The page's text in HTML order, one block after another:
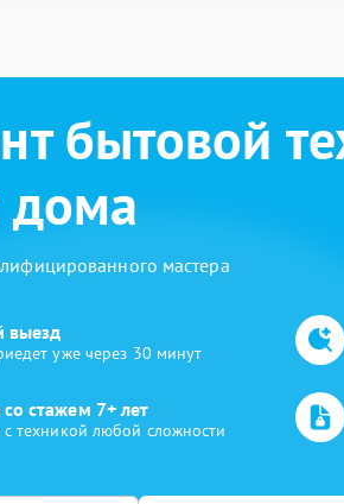
бытовой
дома
мастера
выезд
уже через 30 минут
стажем 7+ лет
техникой любой сложности